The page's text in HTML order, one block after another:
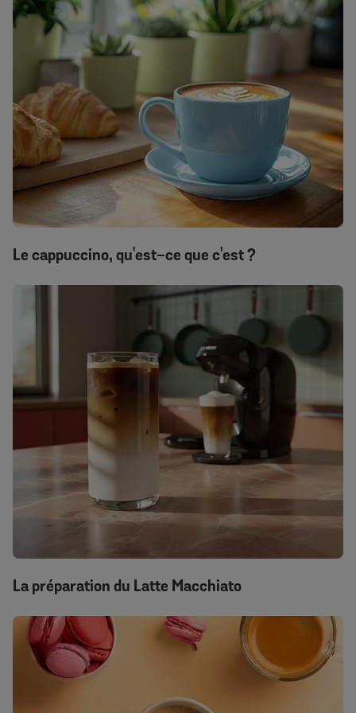
Le cappuccino, qu'est-ce que c'est ?
La préparation du Latte Macchiato